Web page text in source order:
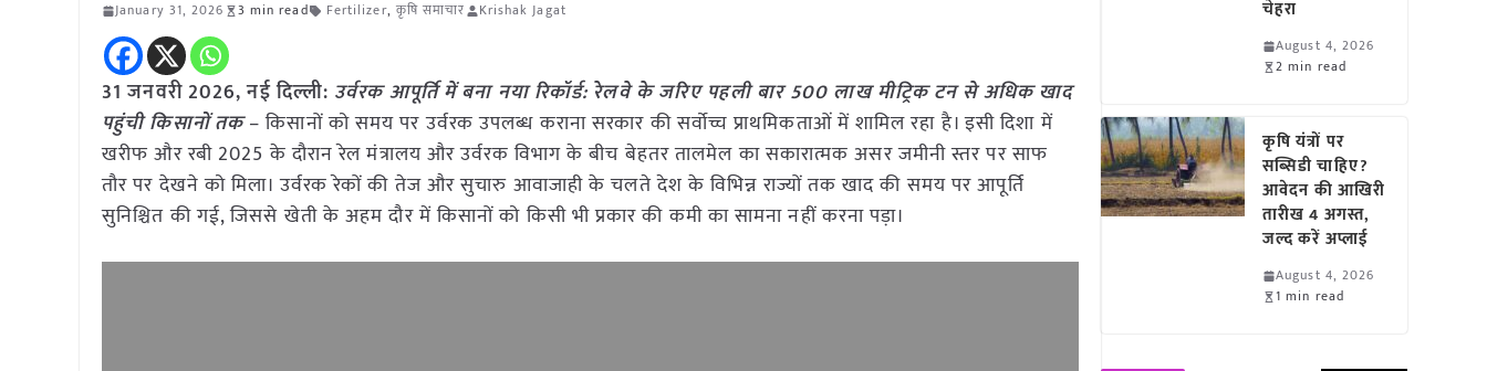
January 31, 2026 3 min read Fertilizer, कृषि समाचार Krishak Jagat
31 जनवरी2026,नई दिल्ली: उर्वरक आपूर्ति में बना नया रिकॉर्ड: रेलवे के जरिए पहली बार 500 लाख मीट्रिक टन से अधिक खाद
पहुंची किसानों तक– किसानों को समय पर उर्वरक उपलब्ध कराना सरकार की सर्वोच्च प्राथमिकताओं में शामिल रहा है। इसी दिशा में
खरीफ और रबी 2025 के दौरान रेल मंत्रालय और उर्वरक विभाग के बीच बेहतर तालमेल का सकारात्मक असर जमीनी स्तर पर साफ
तौर पर देखने को मिला। उर्वरक रेकों की तेज और सुचारु आवाजाही के चलते देश के विभिन्न राज्यों तक खाद की समय पर आपूर्ति
सुनिश्चित की गई, जिससे खेती के अहम दौर में किसानों को किसी भी प्रकार की कमी का सामना नहीं करना पड़ा।
चेहरा
August 4, 2026
2 min read
कृषि यंत्रों पर
सब्सिडी चाहिए?
आवेदन की आखिरी
तारीख 4 अगस्त,
जल्द करें अप्लाई
August 4, 2026
1 min read